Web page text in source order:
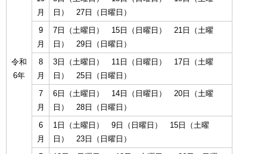
令和
6年
月
日） 27日（日曜日）
9
月
7日（土曜日） 15日（日曜日） 21日（土曜
日） 29日（日曜日）
8
月
3日（土曜日） 11日（日曜日） 17日（土曜
日） 25日（日曜日）
7
月
6日（土曜日） 14日（日曜日） 20日（土曜
日） 28日（日曜日）
6
月
1日（土曜日） 9日（日曜日） 15日（土曜
日） 23日（日曜日）